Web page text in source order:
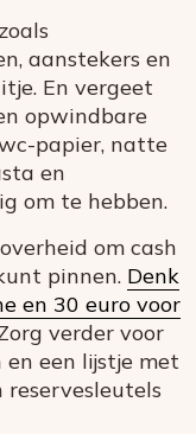
aanstekers en
En vergeet
opwindbare
papier, natte
en
om te hebben.
om cash
pinnen. Denk
en 30 euro voor
verder voor
een lijstje met